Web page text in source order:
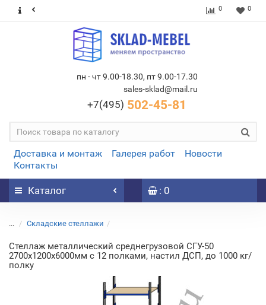
0 0
пн - чт 9.00-18.30, пт 9.00-17.30
sales-sklad@mail.ru
+7(495) 502-45-81
Доставка и монтаж Галерея работ
Новости
Контакты
Каталог : 0
... Складские стеллажи
Стеллаж металлический среднегрузовой СГУ-50
2700х1200х6000мм с 12 полками, настил ДСП, до 1000 кг/
полку